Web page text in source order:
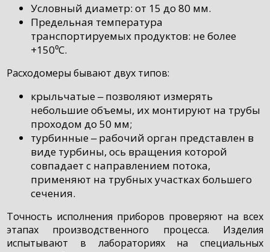
Условный диаметр: от 15 до 80 мм.
Предельная температура
транспортируемых продуктов: не более
+150⁰C.
Расходомеры бывают двух типов:
крыльчатые ‒ позволяют измерять
небольшие объемы, их монтируют на трубы
проходом до 50 мм;
турбинные ‒ рабочий орган представлен в
виде турбины, ось вращения которой
совпадает с направлением потока,
применяют на трубных участках большего
сечения.
Точность исполнения приборов проверяют на всех
этапах производственного процесса. Изделия
испытывают в лабораториях на специальных